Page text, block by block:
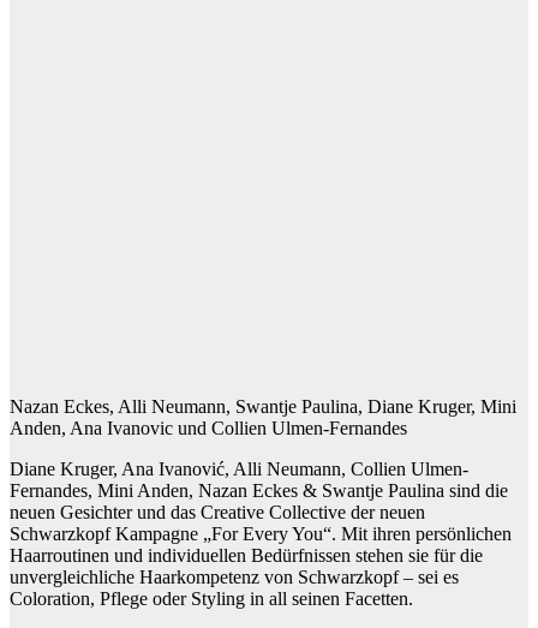
Nazan Eckes, Alli Neumann, Swantje Paulina, Diane Kruger, Mini
Anden, Ana Ivanovic und Collien Ulmen-Fernandes
Diane Kruger, Ana Ivanović, Alli Neumann, Collien Ulmen-
Fernandes, Mini Anden, Nazan Eckes & Swantje Paulina sind die
neuen Gesichter und das Creative Collective der neuen
Schwarzkopf Kampagne „For Every You“. Mit ihren persönlichen
Haarroutinen und individuellen Bedürfnissen stehen sie für die
unvergleichliche Haarkompetenz von Schwarzkopf – sei es
Coloration, Pflege oder Styling in all seinen Facetten.